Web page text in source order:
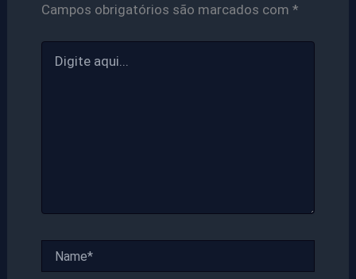
Campos obrigatórios são marcados com *
aqui...